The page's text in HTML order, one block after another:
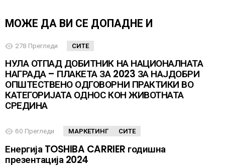
МОЖЕ ДА ВИ СЕ ДОПАДНЕ И
278 Прегледи СИТЕ
НУЛА ОТПАД ДОБИТНИК НА НАЦИОНАЛНАТА
НАГРАДА – ПЛАКЕТА ЗА 2023 ЗА НАЈДОБРИ
ОПШТЕСТВЕНО ОДГОВОРНИ ПРАКТИКИ ВО
КАТЕГОРИЈАТА ОДНОС КОН ЖИВОТНАТА
СРЕДИНА
60 Прегледи МАРКЕТИНГ СИТЕ
Енергија TOSHIBA CARRIER годишна
презентација 2024